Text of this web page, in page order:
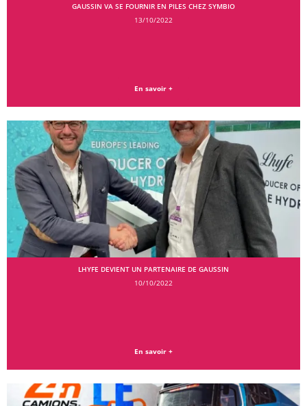
GAUSSIN VA SE FOURNIR EN PILES CHEZ SYMBIO
13/10/2022
En savoir +
LHYFE DEVIENT UN PARTENAIRE DE GAUSSIN
10/10/2022
En savoir +